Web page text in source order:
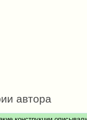
автора